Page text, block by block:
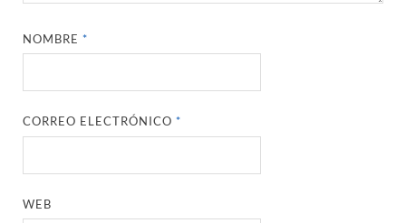
NOMBRE*
CORREO ELECTRÓNICO*
WEB